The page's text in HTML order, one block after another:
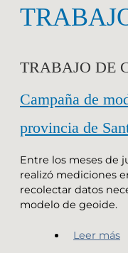
TRABAJO DE
Campaña de
provincia de
Entre los meses de
realizó mediciones
recolectar datos
modelo de geoide.
Leer más